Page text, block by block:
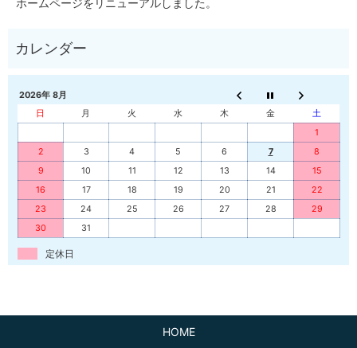
2026年 8月
日
月 火 水 木 金
土
1
2
3 4 5 6 7
8
9
10 11 12 13 14
15
16
17 18 19 20 21
22
23
24 25 26 27 28
29
30
31
定休日
HOME